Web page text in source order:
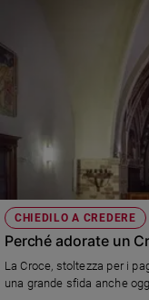
CHIEDILO A CREDERE
Perché adorate un
La Croce, stoltezza per i
una grande sfida anche